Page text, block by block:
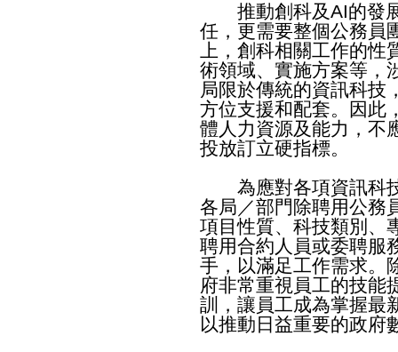
推動創科及AI的發展
任，更需要整個公務員
上，創科相關工作的
術領域、實施方案等，
局限於傳統的資訊科技
方位支援和配套。因此
體人力資源及能力，不
投放訂立硬指標。
為應對各項資訊科技
各局／部門除聘用公務
項目性質、科技類別、
聘用合約人員或委聘服
手，以滿足工作需求。
府非常重視員工的技能
訓，讓員工成為掌握最
以推動日益重要的政府